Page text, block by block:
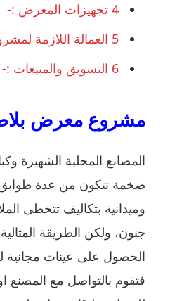
4 تجهيزات المعرض :-
5 العمالة اللازمة
6 التسويق والمبيعات :-
مشروع معرض بلاط
المصانع المحلية الشهيرة
ضخمة تتكون من عدة طوابق
وميدانية بتكاليف تتخطى
جنون، ولكن الطريقة
الحصول على عينات
فتقوم بالتواصل مع